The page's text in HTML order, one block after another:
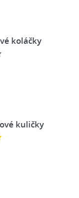
koláčky
kuličky